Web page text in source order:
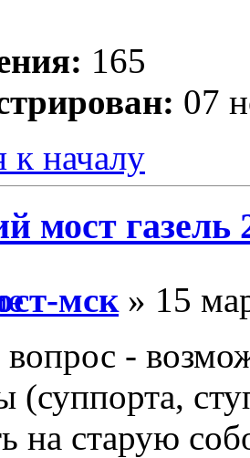
165
07
к началу
мост газель
мск» 15
вопрос -
(суппорта,
на старую